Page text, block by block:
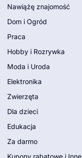
Nawiążę znajomość
Dom i Ogród
Praca
Hobby i Rozrywka
Moda i Uroda
Elektronika
Zwierzęta
Dla dzieci
Edukacja
Za darmo